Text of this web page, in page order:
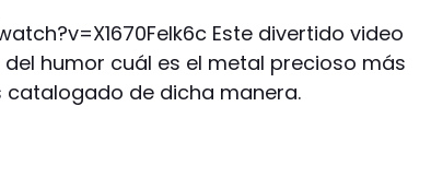
Este divertido video
humor cuál es el metal precioso más
de dicha manera.